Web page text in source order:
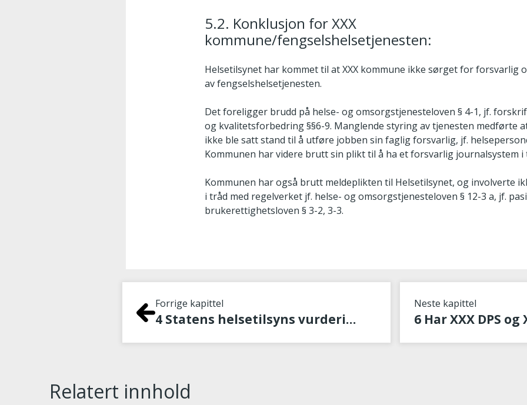
5.2. Konklusjon for XXX
kommune/fengselshelsetjenesten:
Helsetilsynet har kommet til at XXX kommune ikke sørget for forsvarlig
av fengselshelsetjenesten.
Det foreligger brudd på helse- og omsorgstjenesteloven § 4-1, jf.
og kvalitetsforbedring §§6-9. Manglende styring av tjenesten medførte
ikke ble satt stand til å utføre jobben sin faglig forsvarlig, jf.
Kommunen har videre brutt sin plikt til å ha et forsvarlig journalsystem i
Kommunen har også brutt meldeplikten til Helsetilsynet, og involverte
i tråd med regelverket jf. helse- og omsorgstjenesteloven § 12-3 a, jf.
brukerettighetsloven § 3-2, 3-3.
Forrige kapittel
4 Statens helsetilsyns vurderinger
Neste kapittel
Relatert innhold